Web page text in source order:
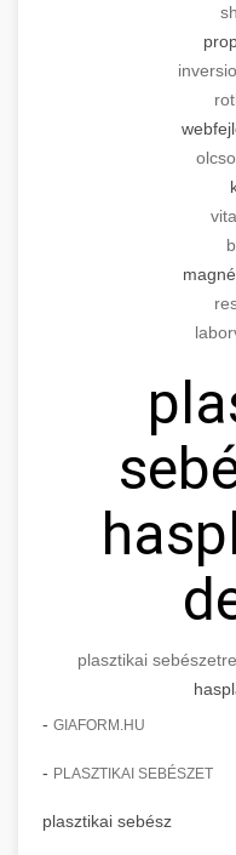
plasztikai sebészet
- GIAFORM.HU
- PLASZTIKAI SEBÉSZET
plasztikai sebész